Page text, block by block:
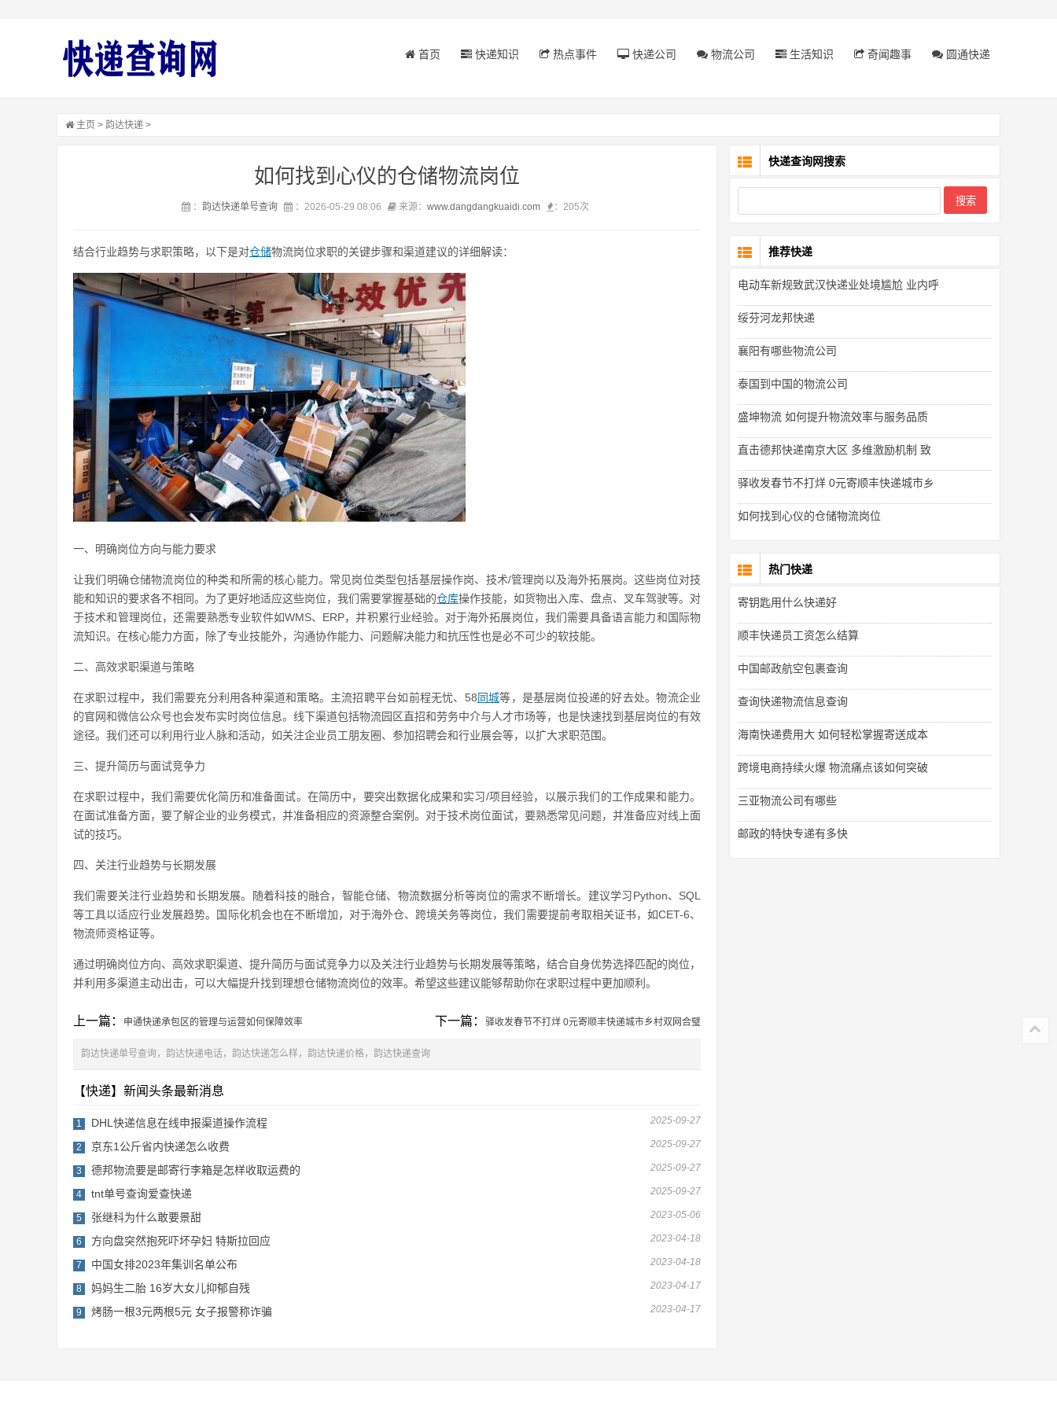
首页 快递知识 热点事件 快递公司 物流公司 生活知识 奇闻趣事 圆通快递
主页 > 韵达快递 >
如何找到心仪的仓储物流岗位
： 韵达快递单号查询 ：2026-05-29 08:06 来源： www.dangdangkuaidi.com ： 205次
结合行业趋势与求职策略，以下是对仓储物流岗位求职的关键步骤和渠道建议的详细解读：
一、明确岗位方向与能力要求
让我们明确仓储物流岗位的种类和所需的核心能力。常见岗位类型包括基层操作岗、技术/管理岗以及海外拓展岗。这些岗位对技
能和知识的要求各不相同。为了更好地适应这些岗位，我们需要掌握基础的仓库操作技能，如货物出入库、盘点、叉车驾驶等。对
于技术和管理岗位，还需要熟悉专业软件如WMS、ERP，并积累行业经验。对于海外拓展岗位，我们需要具备语言能力和国际物
流知识。在核心能力方面，除了专业技能外，沟通协作能力、问题解决能力和抗压性也是必不可少的软技能。
二、高效求职渠道与策略
在求职过程中，我们需要充分利用各种渠道和策略。主流招聘平台如前程无忧、58同城等，是基层岗位投递的好去处。物流企业
的官网和微信公众号也会发布实时岗位信息。线下渠道包括物流园区直招和劳务中介与人才市场等，也是快速找到基层岗位的有效
途径。我们还可以利用行业人脉和活动，如关注企业员工朋友圈、参加招聘会和行业展会等，以扩大求职范围。
三、提升简历与面试竞争力
在求职过程中，我们需要优化简历和准备面试。在简历中，要突出数据化成果和实习/项目经验，以展示我们的工作成果和能力。
在面试准备方面，要了解企业的业务模式，并准备相应的资源整合案例。对于技术岗位面试，要熟悉常见问题，并准备应对线上面
试的技巧。
四、关注行业趋势与长期发展
我们需要关注行业趋势和长期发展。随着科技的融合，智能仓储、物流数据分析等岗位的需求不断增长。建议学习Python、SQL
等工具以适应行业发展趋势。国际化机会也在不断增加，对于海外仓、跨境关务等岗位，我们需要提前考取相关证书，如CET-6、
物流师资格证等。
通过明确岗位方向、高效求职渠道、提升简历与面试竞争力以及关注行业趋势与长期发展等策略，结合自身优势选择匹配的岗位，
并利用多渠道主动出击，可以大幅提升找到理想仓储物流岗位的效率。希望这些建议能够帮助你在求职过程中更加顺利。
上一篇： 申通快递承包区的管理与运营如何保障效率 下一篇： 驿收发春节不打烊 0元寄顺丰快递城市乡村双网合璧
韵达快递单号查询，韵达快递电话，韵达快递怎么样，韵达快递价格，韵达快递查询
【快递】新闻头条最新消息
2025-09-27
1 DHL快递信息在线申报渠道操作流程
2025-09-27
2 京东1公斤省内快递怎么收费
2025-09-27
3 德邦物流要是邮寄行李箱是怎样收取运费的
2025-09-27
4 tnt单号查询爱查快递
2023-05-06
5 张继科为什么敢要景甜
2023-04-18
6 方向盘突然抱死吓坏孕妇 特斯拉回应
2023-04-18
7 中国女排2023年集训名单公布
2023-04-17
8 妈妈生二胎 16岁大女儿抑郁自残
2023-04-17
9 烤肠一根3元两根5元 女子报警称诈骗
快递查询网搜索
推荐快递
电动车新规致武汉快递业处境尴尬 业内呼
绥芬河龙邦快递
襄阳有哪些物流公司
泰国到中国的物流公司
盛坤物流 如何提升物流效率与服务品质
直击德邦快递南京大区 多维激励机制 致
驿收发春节不打烊 0元寄顺丰快递城市乡
如何找到心仪的仓储物流岗位
热门快递
寄钥匙用什么快递好
顺丰快递员工资怎么结算
中国邮政航空包裹查询
查询快递物流信息查询
海南快递费用大 如何轻松掌握寄送成本
跨境电商持续火爆 物流痛点该如何突破
三亚物流公司有哪些
邮政的特快专递有多快